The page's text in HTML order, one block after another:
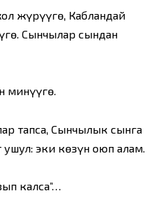
жүрүүгө, Кабландай
Сынчылар сындан
минүүгө.
тапса, Сынчылык сынга
эки көзүн оюп алам.
калса”…